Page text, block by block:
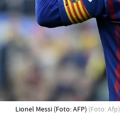
Lionel Messi (Foto: AFP) (Foto: Afp)